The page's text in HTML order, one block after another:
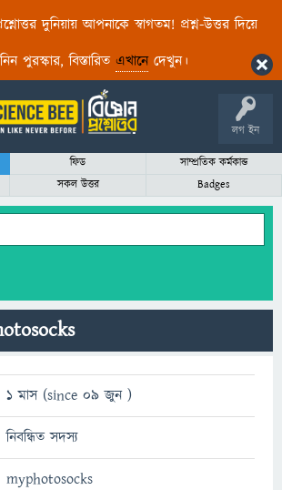
দুনিয়ায় আপনাকে স্বাগতম! প্রশ্ন-উত্তর দিয়ে
পুরস্কার, বিস্তারিত এখানেদেখুন।
লগ ইন
ফিড
সাম্প্রতিক কর্মকান্ড
সকল উত্তর Badges
1 মাস (since 09 জুন )
নিবন্ধিত সদস্য
myphotosocks